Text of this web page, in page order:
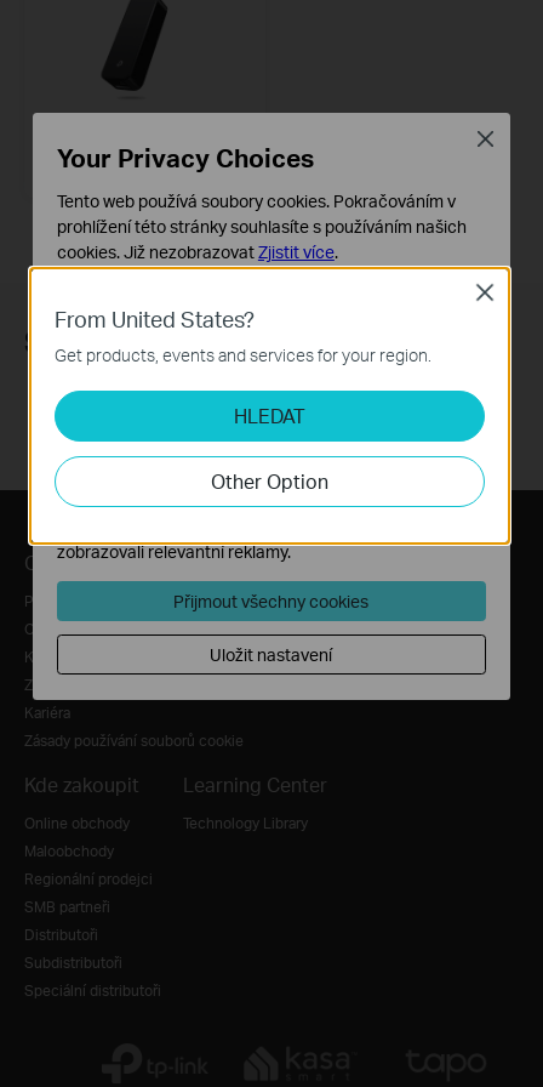
Síťový adaptér USB 3.0 na Gigabit
Ethernet
Sledujte nás
O nás
Profil společnosti
O nás
Kontaktujte nás
Zásady ochrany osobních údajů
Kariéra
Zásady používání souborů cookie
Tiskové zprávy
Novinky
Bezpečnostní poradenství
Kde zakoupit
Online obchody
Maloobchody
Regionální prodejci
SMB partneři
Distributoři
Subdistributoři
Speciální distributoři
Learning Center
Technology Library
From United States?
Get products, events and services for your region.
HLEDAT
Other Option
Close
Your Privacy Choices
Tento web používá soubory cookies. Pokračováním v
prohlížení této stránky souhlasíte s používáním našich
cookies.Již nezobrazovatZjistit více.
Tyto cookies jsou nezbytné pro fungování webových
stránek a nelze je ve vašich systémech deaktivovat.
Analytické a marketingové cookies
Soubory cookie pro nám umožňují analyzovat vaše
aktivity na našich webových stránkách za účelem
zlepšení a přizpůsobení jejich funkčnosti.
Marketingové soubory cookie mohou prostřednictvím
zobrazovali relevantní reklamy.
Přijmout všechny cookies
Uložit nastavení
Close